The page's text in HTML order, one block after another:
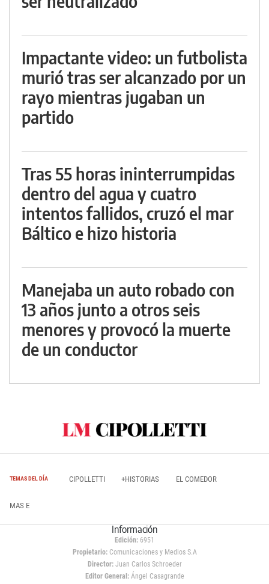
Impactante video: un futbolista
murió tras ser alcanzado por un
rayo mientras jugaban un
partido
Tras 55 horas ininterrumpidas
dentro del agua y cuatro
intentos fallidos, cruzó el mar
Báltico e hizo historia
Manejaba un auto robado con
13 años junto a otros seis
menores y provocó la muerte
de un conductor
TEMAS DEL DÍA CIPOLLETTI +HISTORIAS EL COMEDOR
MAS E
Información
Edición: 6951
Propietario:Comunicaciones y Medios S.A
Director: Juan Carlos Schroeder
Editor General:Ángel Casagrande